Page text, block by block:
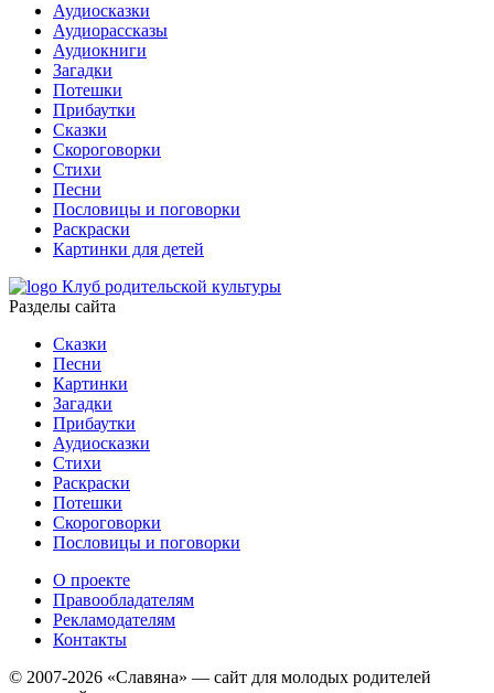
Аудиосказки
Аудиорассказы
Аудиокниги
Загадки
Потешки
Прибаутки
Сказки
Скороговорки
Стихи
Песни
Пословицы и поговорки
Раскраски
Картинки для детей
Клуб родительской культуры
Разделы сайта
Сказки
Песни
Картинки
Загадки
Прибаутки
Аудиосказки
Стихи
Раскраски
Потешки
Скороговорки
Пословицы и поговорки
О проекте
Правообладателям
Рекламодателям
Контакты
© 2007-2026 «Славяна» — сайт для молодых родителей